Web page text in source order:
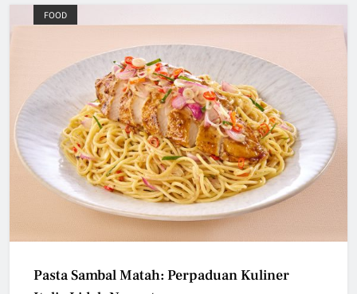
FOOD
Pasta Sambal Matah: Perpaduan Kuliner